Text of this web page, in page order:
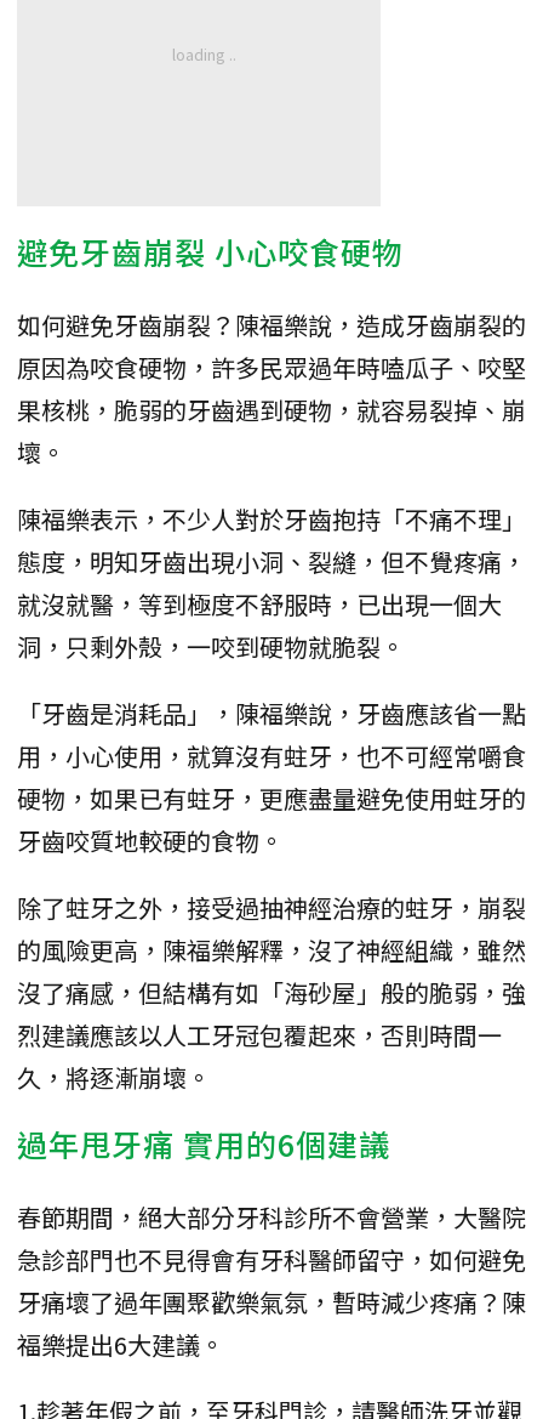
避免牙齒崩裂 小心咬食硬物
如何避免牙齒崩裂？陳福樂說，造成牙齒崩裂的
原因為咬食硬物，許多民眾過年時嗑瓜子、咬堅
果核桃，脆弱的牙齒遇到硬物，就容易裂掉、崩
壞。
陳福樂表示，不少人對於牙齒抱持「不痛不理」
態度，明知牙齒出現小洞、裂縫，但不覺疼痛，
就沒就醫，等到極度不舒服時，已出現一個大
洞，只剩外殼，一咬到硬物就脆裂。
「牙齒是消耗品」，陳福樂說，牙齒應該省一點
用，小心使用，就算沒有蛀牙，也不可經常嚼食
硬物，如果已有蛀牙，更應盡量避免使用蛀牙的
牙齒咬質地較硬的食物。
除了蛀牙之外，接受過抽神經治療的蛀牙，崩裂
的風險更高，陳福樂解釋，沒了神經組織，雖然
沒了痛感，但結構有如「海砂屋」般的脆弱，強
烈建議應該以人工牙冠包覆起來，否則時間一
久，將逐漸崩壞。
過年甩牙痛 實用的6個建議
春節期間，絕大部分牙科診所不會營業，大醫院
急診部門也不見得會有牙科醫師留守，如何避免
牙痛壞了過年團聚歡樂氣氛，暫時減少疼痛？陳
福樂提出6大建議。
1.趁著年假之前，至牙科門診，請醫師洗牙並觀